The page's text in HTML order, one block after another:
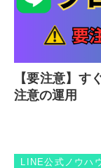
【要注意】す
注意の運用
LINE公式ノウハ